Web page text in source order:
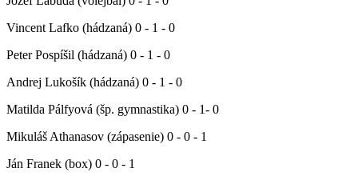
Vincent Lafko (hádzaná) 0 - 1 - 0
Peter Pospíšil (hádzaná) 0 - 1 - 0
Andrej Lukošík (hádzaná) 0 - 1 - 0
Matilda Pálfyová (šp. gymnastika) 0 - 1- 0
Mikuláš Athanasov (zápasenie) 0 - 0 - 1
Ján Franek (box) 0 - 0 - 1